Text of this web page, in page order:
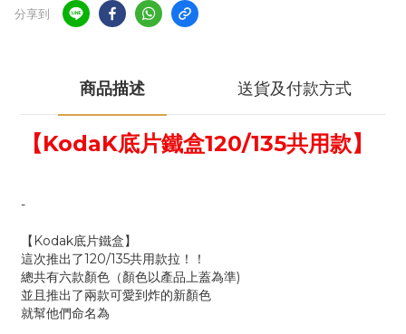
分享到
商品描述 送貨及付款方式
【KodaK底片鐵盒120/135共用款】
-
【Kodak底片鐵盒】
這次推出了120/135共用款拉！！
總共有六款顏色（顏色以產品上蓋為準)
並且推出了兩款可愛到炸的新顏色
就幫他們命名為